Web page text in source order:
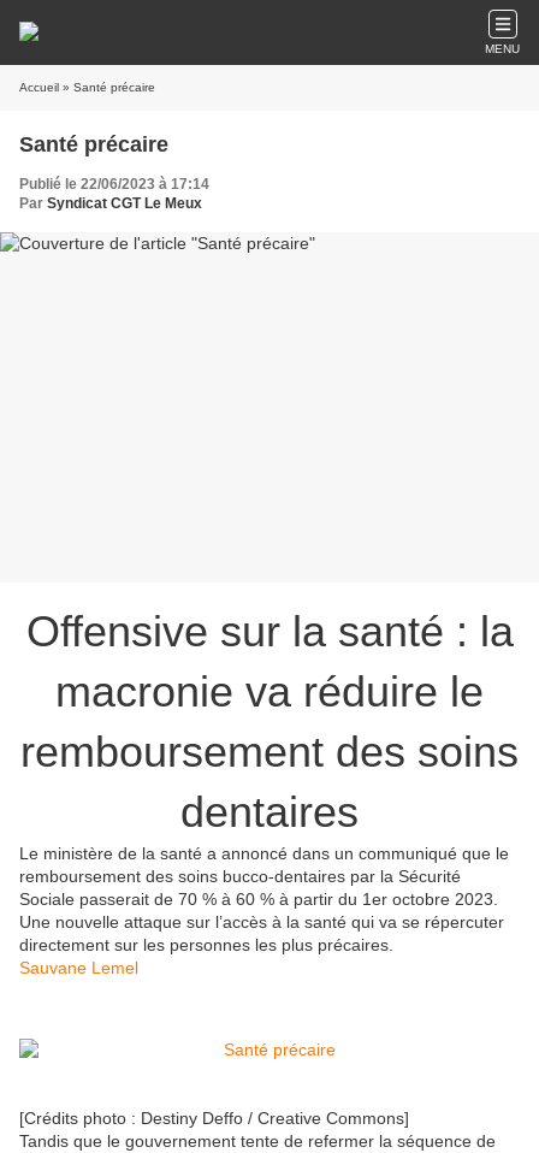
MENU
Accueil » Santé précaire
Santé précaire
Publié le 22/06/2023 à 17:14
Par Syndicat CGT Le Meux
Offensive sur la santé : la
macronie va réduire le
remboursement des soins
dentaires
Le ministère de la santé a annoncé dans un communiqué que le
remboursement des soins bucco-dentaires par la Sécurité
Sociale passerait de 70 % à 60 % à partir du 1er octobre 2023.
Une nouvelle attaque sur l’accès à la santé qui va se répercuter
directement sur les personnes les plus précaires.
Sauvane Lemel
[Crédits photo : Destiny Deffo / Creative Commons]
Tandis que le gouvernement tente de refermer la séquence de